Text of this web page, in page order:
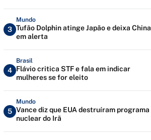
3
Mundo
Tufão Dolphin atinge Japão e deixa China
em alerta
4
Brasil
Flávio critica STF e fala em indicar
mulheres se for eleito
5
Mundo
Vance diz que EUA destruíram programa
nuclear do Irã